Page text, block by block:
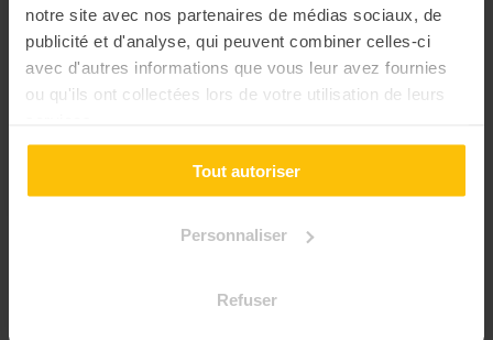
notre site avec nos partenaires de médias sociaux, de
publicité et d'analyse, qui peuvent combiner celles-ci
avec d'autres informations que vous leur avez fournies
ou qu'ils ont collectées lors de votre utilisation de leurs
Tout autoriser
Personnaliser
Refuser
4.00
♻️Votre mission: renforcez
Escape game
✈️ Envolez-vous vers une